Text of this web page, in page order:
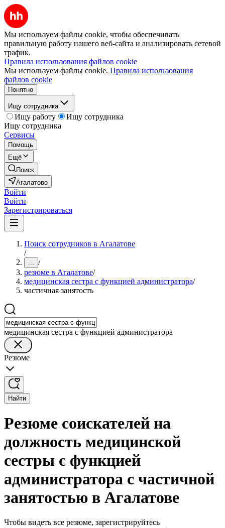
Мы используем файлы cookie, чтобы обеспечивать
правильную работу нашего веб-сайта и анализировать сетевой
трафик.
Правила использования файлов cookie
Мы используем файлы cookie. Правила использования
файлов cookie
Понятно
Ищу сотрудника
Ищу работу
Ищу сотрудника
Ищу сотрудника
Сервисы
Помощь
Ещё
Поиск
Агалатово
Войти
Войти
Зарегистрироваться
Поиск сотрудников в Агалатове
/
... /
резюме в Агалатове/
медицинская сестра с функцией администратора/
частичная занятость
медицинская сестра с функцией администратора
Резюме
Найти
Резюме соискателей на
должность медицинской
сестры с функцией
администратора с частичной
занятостью в Агалатове
Чтобы видеть все резюме, зарегистрируйтесь